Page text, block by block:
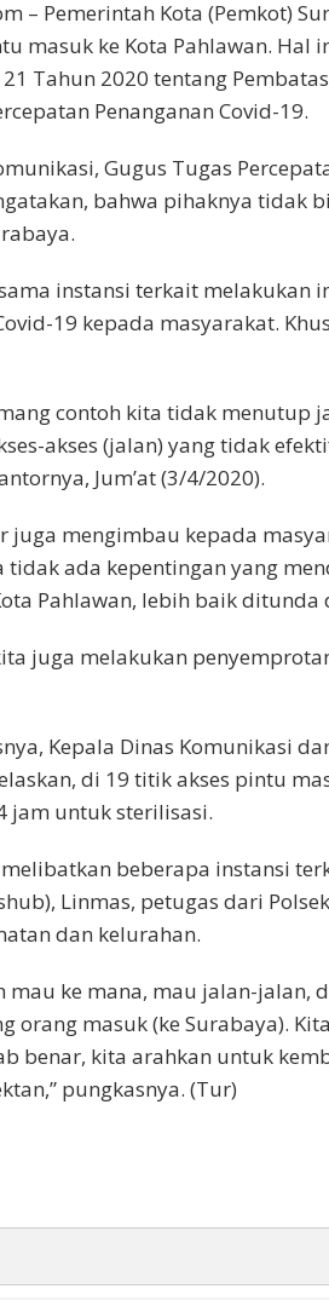
– Pemerintah Kota (Pemkot)
masuk ke Kota Pahlawan. Hal
Tahun 2020 tentang
Penanganan Covid-19.
Gugus Tugas
bahwa pihaknya tidak
instansi terkait melakukan
19 kepada masyarakat.
contoh kita tidak menutup
akses (jalan) yang tidak
Jum’at (3/4/2020).
juga mengimbau kepada
tidak ada kepentingan yang
Pahlawan, lebih baik ditunda
juga melakukan
Kepala Dinas Komunikasi
di 19 titik akses pintu
jam untuk sterilisasi.
beberapa instansi
Linmas, petugas dari
dan kelurahan.
mau ke mana, mau jalan-
orang masuk (ke Surabaya).
benar, kita arahkan untuk
pungkasnya. (Tur)